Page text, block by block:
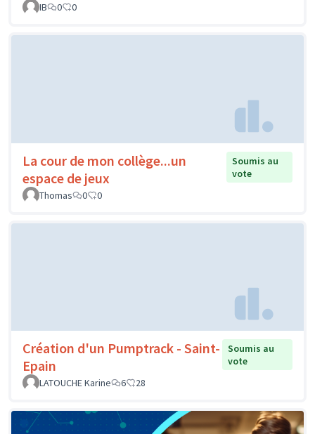
IB
0 0
La cour de mon collège...un
espace de jeux
Soumis au
vote
Thomas
0 0
Création d'un Pumptrack - Saint-
Epain
Soumis au
vote
LATOUCHE Karine
6 28